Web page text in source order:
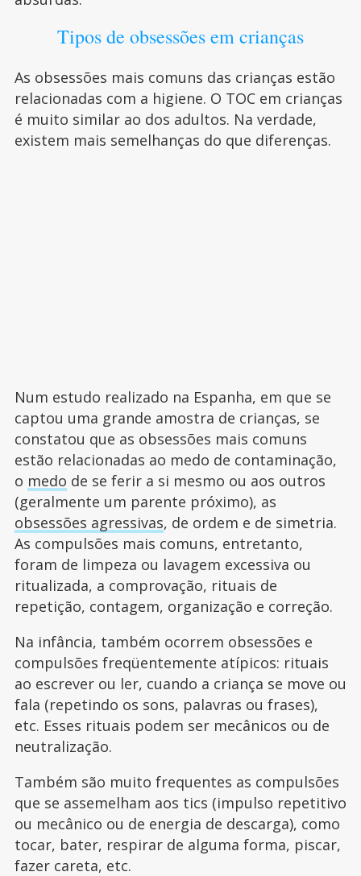
Tipos de obsessões em crianças
As obsessões mais comuns das crianças estão
relacionadas com a higiene. O TOC em crianças
é muito similar ao dos adultos. Na verdade,
existem mais semelhanças do que diferenças.
Num estudo realizado na Espanha, em que se
captou uma grande amostra de crianças, se
constatou que as obsessões mais comuns
estão relacionadas ao medo de contaminação,
o medo de se ferir a si mesmo ou aos outros
(geralmente um parente próximo), as
obsessões agressivas, de ordem e de simetria.
As compulsões mais comuns, entretanto,
foram de limpeza ou lavagem excessiva ou
ritualizada, a comprovação, rituais de
repetição, contagem, organização e correção.
Na infância, também ocorrem obsessões e
compulsões freqüentemente atípicos: rituais
ao escrever ou ler, cuando a criança se move ou
fala (repetindo os sons, palavras ou frases),
etc. Esses rituais podem ser mecânicos ou de
neutralização.
Também são muito frequentes as compulsões
que se assemelham aos tics (impulso repetitivo
ou mecânico ou de energia de descarga), como
tocar, bater, respirar de alguma forma, piscar,
fazer careta, etc.